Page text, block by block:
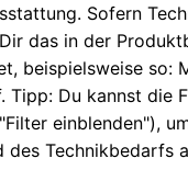
Sofern
das in der
beispielsweise so:
Tipp: Du kannst die
einblenden"),
des Technikbedarfs